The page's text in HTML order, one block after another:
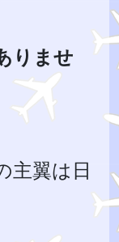
りませ
主翼は日